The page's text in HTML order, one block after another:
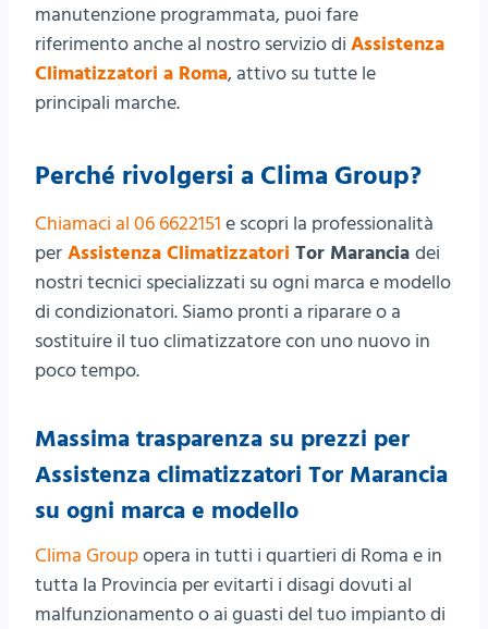
manutenzione programmata, puoi fare
riferimento anche al nostro servizio di Assistenza
Climatizzatori a Roma, attivo su tutte le
principali marche.
Perché rivolgersi a Clima Group?
Chiamaci al 06 6622151 e scopri la professionalità
per Assistenza Climatizzatori Tor Marancia dei
nostri tecnici specializzati su ogni marca e modello
di condizionatori. Siamo pronti a riparare o a
sostituire il tuo climatizzatore con uno nuovo in
poco tempo.
Massima trasparenza su prezzi per
Assistenza climatizzatori Tor Marancia
su ogni marca e modello
Clima Groupopera in tutti i quartieri di Roma e in
tutta la Provincia per evitarti i disagi dovuti al
malfunzionamento o ai guasti del tuo impianto di